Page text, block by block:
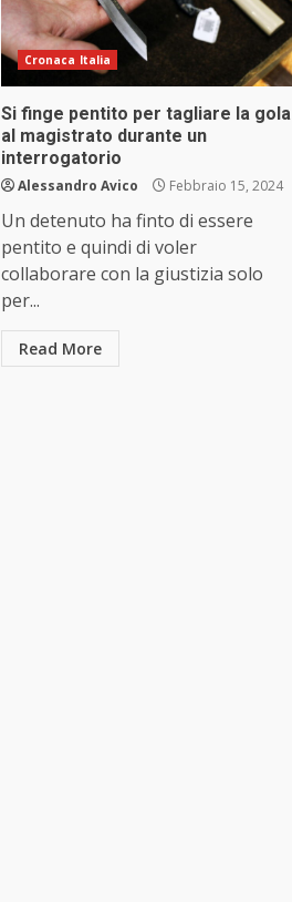
Cronaca Italia
Si finge pentito per tagliare la gola
al magistrato durante un
interrogatorio
Alessandro Avico Febbraio 15, 2024
Un detenuto ha finto di essere
pentito e quindi di voler
collaborare con la giustizia solo
per...
Read More